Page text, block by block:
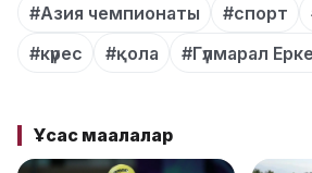
#Азия чемпионаты #спорт
#күрес
#қола #Гүлмарал
Ұқсас мақалалар